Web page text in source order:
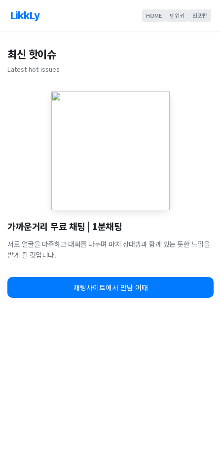
LikkLy HOME 맨위키 인포탑
최신 핫이슈
Latest hot issues
가까운거리 무료 채팅 | 1분채팅
서로 얼굴을 마주하고 대화를 나누며 마치 상대방과 함께 있는 듯한 느낌을
받게 될 것입니다.
채팅사이트에서 만남 어때